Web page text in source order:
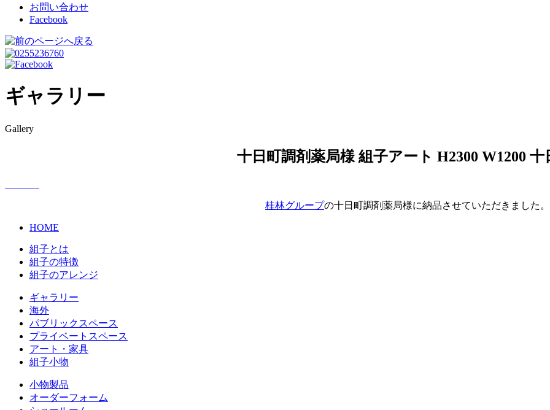
お問い合わせ
Facebook
ギャラリー
Gallery
十日町調剤薬局様 組子アート H2300 W1200 十
桂林グループの十日町調剤薬局様に納品させていただきました
HOME
組子とは
組子の特徴
組子のアレンジ
ギャラリー
海外
パブリックスペース
プライベートスペース
アート・家具
組子小物
小物製品
オーダーフォーム